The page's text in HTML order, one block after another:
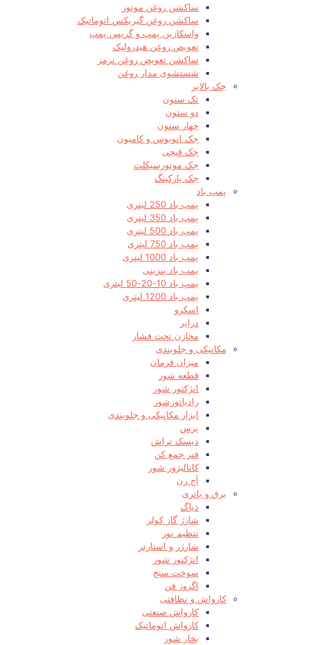
ساکشن روغن موتور
ساکشن روغن گیربکس اتوماتیک
واسکازین پمپ و گریس پمپ
تعویض روغن هیدرولیک
ساکشن تعویض روغن ترمز
شستشوی مدار روغن
جک بالابر
تک ستون
دو ستون
چهار ستون
جک اتوبوس و کامیون
جک قیچی
جک موتورسیکلت
جک پارکینگ
پمپ باد
پمپ باد 250 لیتری
پمپ باد 350 لیتری
پمپ باد 500 لیتری
پمپ باد 750 لیتری
پمپ باد 1000 لیتری
پمپ باد بنزینی
پمپ باد 10-20-50 لیتری
پمپ باد 1200 لیتری
اسکرو
درایر
مخازن تحت فشار
مکانیکی و جلوبندی
میزان فرمان
قطعه شور
انژکتور شور
رادیاتورشور
ابزار مکانیکی و جلوبندی
پرس
دیسک تراش
فنر جمع کن
کاتالیزور شور
آج زن
برق و باتری
دیاگ
شارژ گاز کولر
تنظیم نور
شارژر و استارتر
انژکتور شور
سوخت سنج
اگزوز فن
کارواش و نظافتی
کارواش صنعتی
کارواش اتوماتیک
بخار شور